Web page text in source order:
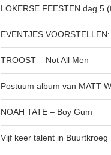
LOKERSE FEESTEN dag 5
EVENTJES
TROOST – Not All Men
Postuum album van MATT
NOAH TATE – Boy Gum
Vijf keer talent in Buurtkroeg